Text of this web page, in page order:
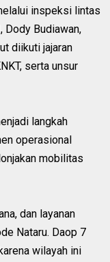
inspeksi lintas
Dody Budiawan,
diikuti jajaran
serta unsur
langkah
operasional
mobilitas
dan layanan
Nataru. Daop 7
wilayah ini